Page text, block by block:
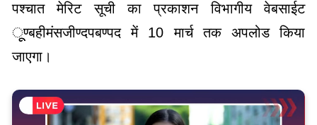
पश्चात मेरिट सूची का प्रकाशन विभागीय वेबसाईट
ूूण्बहीमंसजीण्दपबण्पद में 10 मार्च तक अपलोड किया
जाएगा।